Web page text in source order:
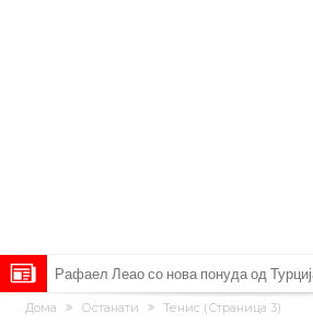
Тикет на денот (петок, 07.08.2026)
Фиренца во транс од Мастантоно
Дома Останати Тенис (Страница 3)